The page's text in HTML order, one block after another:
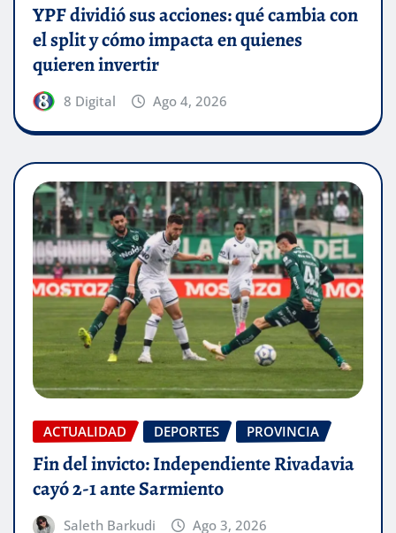
YPF dividió sus acciones: qué cambia con
el split y cómo impacta en quienes
quieren invertir
8 Digital Ago 4, 2026
ACTUALIDAD DEPORTES PROVINCIA
Fin del invicto: Independiente Rivadavia
cayó 2-1 ante Sarmiento
Saleth Barkudi Ago 3, 2026